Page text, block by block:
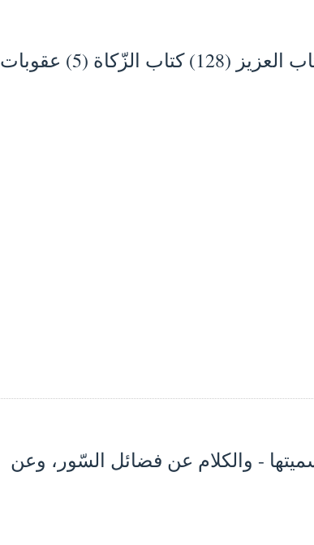
شرح الوجيز في فقه السنّة والكتاب العزيز (128) كتاب الزّكاة (5) عقوبات
(3) سبب تسميتها - والكلام عن فضائل السّور، وعن